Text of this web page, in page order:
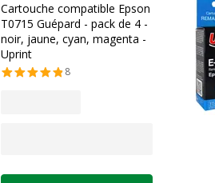
Cartouche compatible Epson
T0715 Guépard - pack de 4 -
noir, jaune, cyan, magenta -
Uprint
8